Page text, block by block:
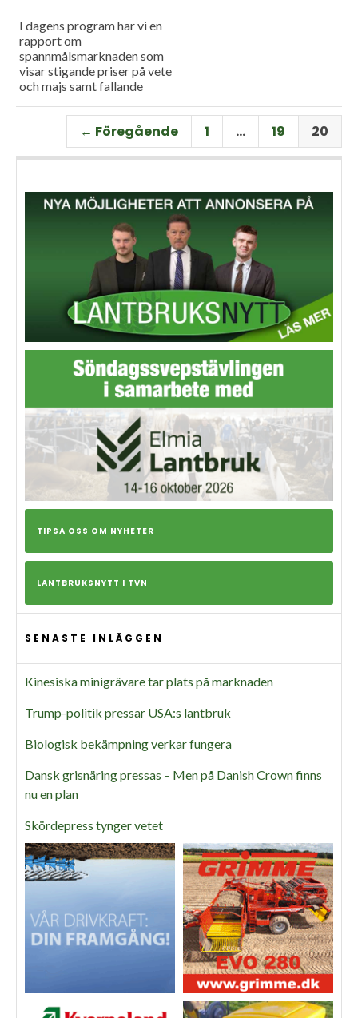
I dagens program har vi en
rapport om
spannmålsmarknaden som
visar stigande priser på vete
och majs samt fallande
premiär för vårt
måndagsprogram med en
längre intervju med Erik
Stjerndahl vd för HIR Skåne,
fältdagar.
← Föregående 1 … 19 20
TIPSA OSS OM NYHETER
LANTBRUKSNYTT I TVN
SENASTE INLÄGGEN
Kinesiska minigrävare tar plats på marknaden
Trump-politik pressar USA:s lantbruk
Biologisk bekämpning verkar fungera
Dansk grisnäring pressas – Men på Danish Crown finns
nu en plan
Skördepress tynger vetet